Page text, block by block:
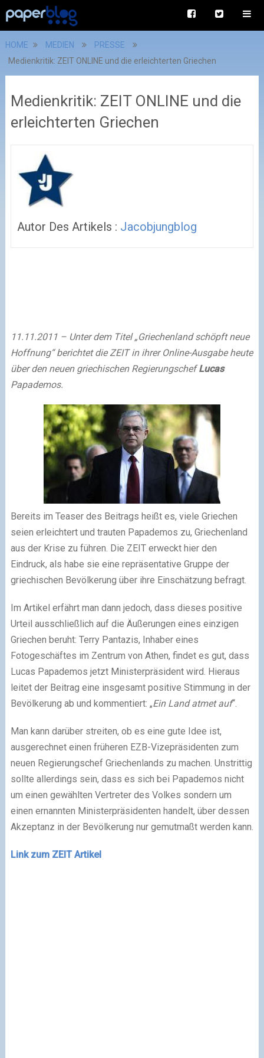
HOME MEDIEN
PRESSE
Medienkritik: ZEIT ONLINE und die erleichterten Griechen
Medienkritik: ZEIT ONLINE und die
erleichterten Griechen
Autor Des Artikels : Jacobjungblog
11.11.2011 – Unter dem Titel „Griechenland schöpft neue
Hoffnung“ berichtet die ZEIT in ihrer Online-Ausgabe heute
über den neuen griechischen RegierungschefLucas
Papademos.
Bereits im Teaser des Beitrags heißt es, viele Griechen
seien erleichtert und trauten Papademos zu, Griechenland
aus der Krise zu führen. Die ZEIT erweckt hier den
Eindruck, als habe sie eine repräsentative Gruppe der
griechischen Bevölkerung über ihre Einschätzung befragt.
Im Artikel erfährt man dann jedoch, dass dieses positive
Urteil ausschließlich auf die Äußerungen eines einzigen
Griechen beruht: Terry Pantazis, Inhaber eines
Fotogeschäftes im Zentrum von Athen, findet es gut, dass
Lucas Papademos jetzt Ministerpräsident wird. Hieraus
leitet der Beitrag eine insgesamt positive Stimmung in der
Bevölkerung ab und kommentiert: „Ein Land atmet auf“.
Man kann darüber streiten, ob es eine gute Idee ist,
ausgerechnet einen früheren EZB-Vizepräsidenten zum
neuen Regierungschef Griechenlands zu machen. Unstrittig
sollte allerdings sein, dass es sich bei Papademos nicht
um einen gewählten Vertreter des Volkes sondern um
einen ernannten Ministerpräsidenten handelt, über dessen
Akzeptanz in der Bevölkerung nur gemutmaßt werden kann.
Link zum ZEIT Artikel